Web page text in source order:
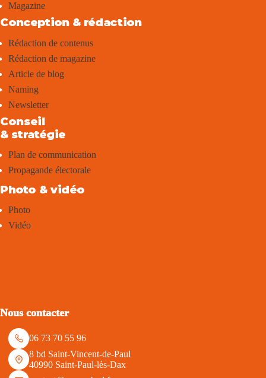
Magazine
Conception & rédaction
Rédaction de contenus
Rédaction de magazine
Article de blog
Naming
Newsletter
Conseil
& stratégie
Plan de communication
Propagande électorale
Photo & vidéo
Photo
Vidéo
Nous contacter
06 73 70 55 96
8 bd Saint-Vincent-de-Paul
40990 Saint-Paul-lès-Dax